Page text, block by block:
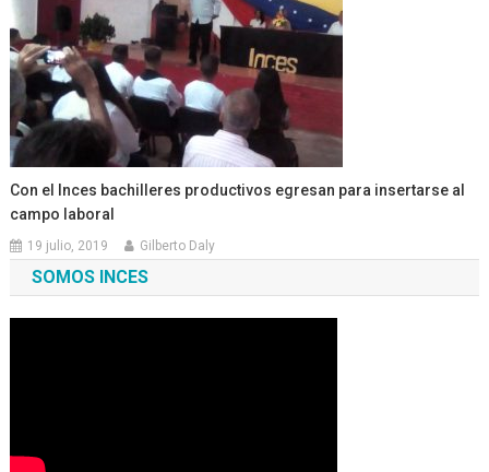
Con el Inces bachilleres productivos egresan para insertarse al
campo laboral
19 julio, 2019 Gilberto Daly
SOMOS INCES